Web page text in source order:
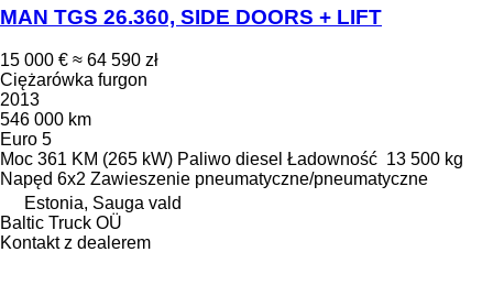
MAN TGS 26.360, SIDE DOORS + LIFT
15 000 € ≈ 64 590 zł
Ciężarówka furgon
2013
546 000 km
Euro 5
Moc 361 KM (265 kW) Paliwo diesel Ładowność 13 500 kg
Napęd 6x2 Zawieszenie pneumatyczne/pneumatyczne
Estonia, Sauga vald
Baltic Truck OÜ
Kontakt z dealerem